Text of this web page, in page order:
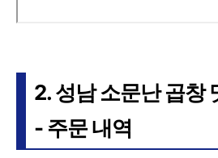
2. 성남 소문난 곱창
- 주문 내역